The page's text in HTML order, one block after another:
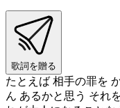
歌詞を贈る
たとえば 相手の罪を
ん あるかと思う それ